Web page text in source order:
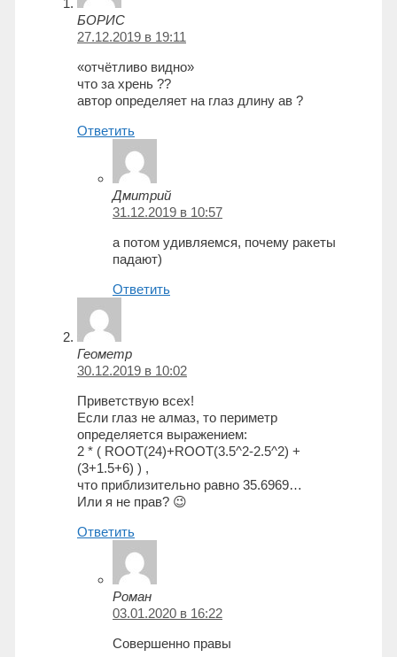
БОРИС
27.12.2019 в 19:11
«отчётливо видно»
что за хрень ??
автор определяет на глаз длину ав ?
Ответить
Дмитрий
31.12.2019 в 10:57
а потом удивляемся, почему ракеты
падают)
Ответить
Геометр
30.12.2019 в 10:02
Приветствую всех!
Если глаз не алмаз, то периметр
определяется выражением:
2 * ( ROOT(24)+ROOT(3.5^2-2.5^2) +
(3+1.5+6) ) ,
что приблизительно равно 35.6969…
Или я не прав? 😉
Ответить
Роман
03.01.2020 в 16:22
Совершенно правы